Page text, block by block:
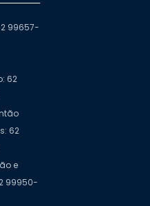
99657-
62
62
e
99950-